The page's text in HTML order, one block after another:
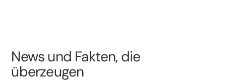
News und Fakten, die
überzeugen